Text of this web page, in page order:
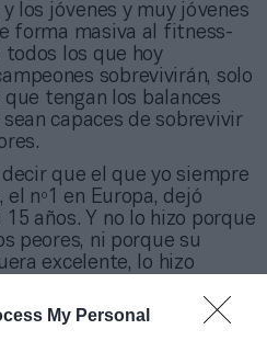
My Personal
los jóvenes y muy jóvenes
forma masiva al fitness-
todos los que hoy
sobrevivirán, solo
que tengan los balances
capaces de sobrevivir
que el que yo siempre
nº1 en Europa, dejó
años. Y no lo hizo porque
peores, ni porque su
excelente, lo hizo
países europeos, lo cual
compañías españolas y de